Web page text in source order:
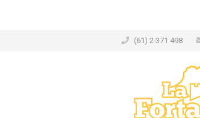
(61) 2 371 498